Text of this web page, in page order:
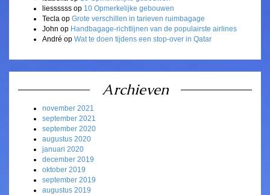
liessssss op 10 Opmerkelijke gebouwen
Tecla op Grote verschillen in tarieven ruimbagage
John op Handbagage-richtlijnen van de populairste airlines
André op Wat te doen tijdens een stop-over in Qatar
Archieven
november 2021
september 2021
september 2020
augustus 2020
januari 2020
december 2019
oktober 2019
september 2019
augustus 2019